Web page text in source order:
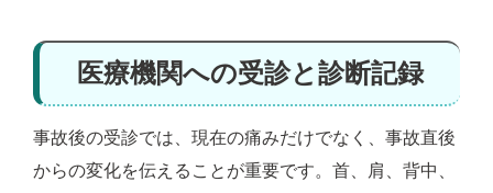
医療機関への受診と診断記録
事故後の受診では、現在の痛みだけでなく、事故直後
からの変化を伝えることが重要です。首、肩、背中、